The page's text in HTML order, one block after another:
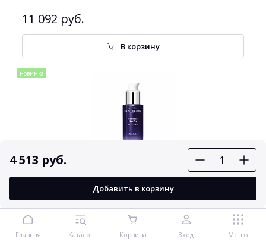
4 513 руб.
Добавить в корзину
11 092 руб.
В корзину
новинка
Эстедерм Intensive NAD+ Сыворотка для лица и шеи с
ниацинамидом 30 мл
Главная Каталог Корзина Вход Меню